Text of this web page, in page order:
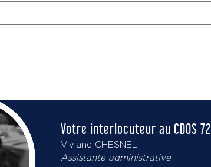
Votre interlocuteur au CDOS 72
Viviane CHESNEL
Assistante administrative